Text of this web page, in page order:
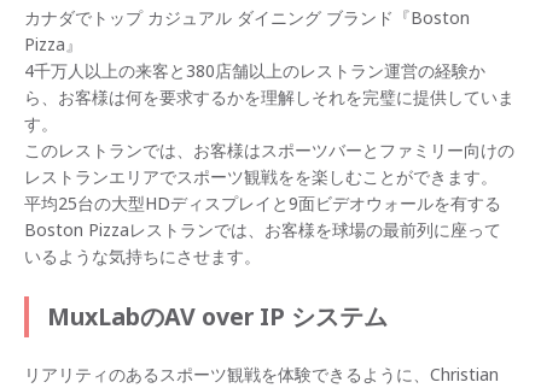
カナダでトップ カジュアル ダイニング ブランド『Boston
Pizza』
4千万人以上の来客と380店舗以上のレストラン運営の経験か
ら、お客様は何を要求するかを理解しそれを完璧に提供していま
す。
このレストランでは、お客様はスポーツバーとファミリー向けの
レストランエリアでスポーツ観戦をを楽しむことができます。
平均25台の大型HDディスプレイと9面ビデオウォールを有する
Boston Pizzaレストランでは、お客様を球場の最前列に座って
いるような気持ちにさせます。
MuxLabのAV over IP システム
リアリティのあるスポーツ観戦を体験できるように、Christian